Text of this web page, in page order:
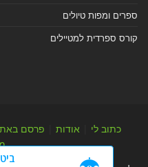
ספרים ומפות טיולים
קורס ספרדית למטיילים
כתוב לי אודות פרסם